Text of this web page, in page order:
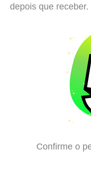
depois que receber.
Confirme o